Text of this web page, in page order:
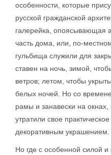
особенности, которые
русской гражданской
галерейка, опоясывающая
часть дома, или, по-
гульбища служили для
ставен на ночь, зимой,
ветров; летом, чтобы
белых ночей. Но со
рамы и занавески на окнах,
утратили свое
декоративным украшением.
Но где с особенной силой